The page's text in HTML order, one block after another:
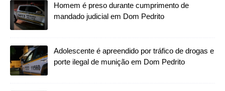
Homem é preso durante cumprimento de
mandado judicial em Dom Pedrito
Adolescente é apreendido por tráfico de drogas e
porte ilegal de munição em Dom Pedrito